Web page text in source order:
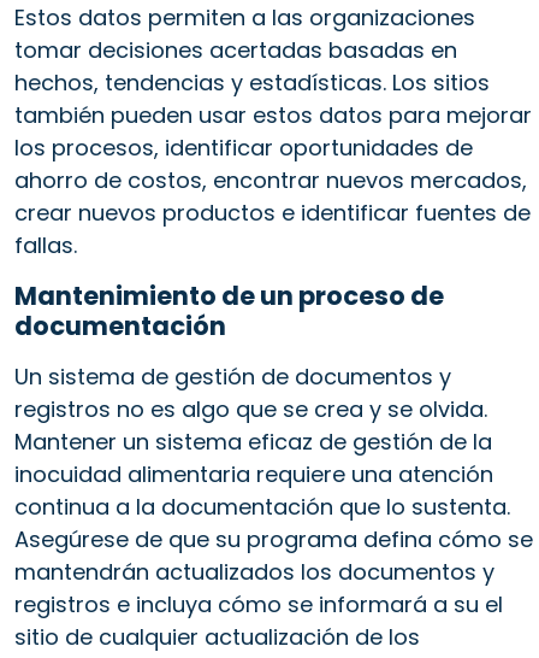
Estos datos permiten a las organizaciones
tomar decisiones acertadas basadas en
hechos, tendencias y estadísticas. Los sitios
también pueden usar estos datos para mejorar
los procesos, identificar oportunidades de
ahorro de costos, encontrar nuevos mercados,
crear nuevos productos e identificar fuentes de
fallas.
Mantenimiento de un proceso de
documentación
Un sistema de gestión de documentos y
registros no es algo que se crea y se olvida.
Mantener un sistema eficaz de gestión de la
inocuidad alimentaria requiere una atención
continua a la documentación que lo sustenta.
Asegúrese de que su programa defina cómo se
mantendrán actualizados los documentos y
registros e incluya cómo se informará a su el
sitio de cualquier actualización de los